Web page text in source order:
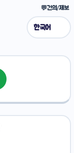
💬건의/제보